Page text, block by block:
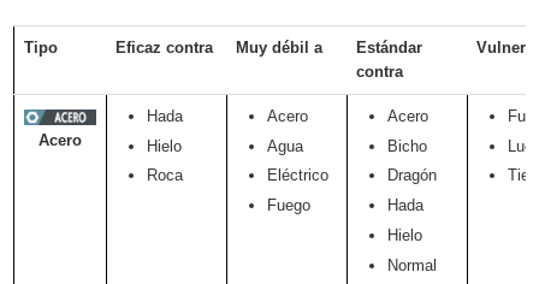
Tipo Eficaz contra Muy débil a
Estándar
contra
Acero
Hada
Hielo
Roca
Acero
Agua
Eléctrico
Fuego
Acero
Bicho
Dragón
Hada
Hielo
Normal